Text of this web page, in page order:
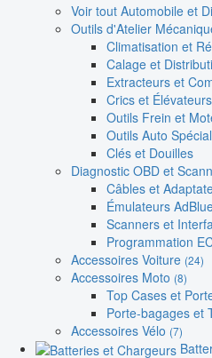
Voir tout Automobile et
Outils d'Atelier
Climatisation et
Calage et
Extracteurs et
Crics et Élévateurs
Outils Frein et
Outils Auto
Clés et Douilles
Diagnostic OBD et
Câbles et
Émulateurs
Scanners et
Programmation
Accessoires Voiture (24)
Accessoires Moto (8)
Top Cases et
Porte-bagages et
Accessoires Vélo (7)